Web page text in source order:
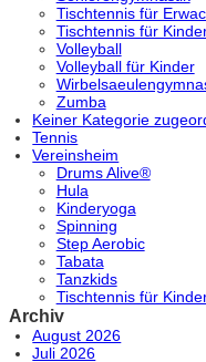
Tischtennis für
Tischtennis für
Volleyball
Volleyball für Kinder
Zumba
Keiner Kategorie
Tennis
Vereinsheim
Drums Alive®
Hula
Kinderyoga
Spinning
Step Aerobic
Tabata
Tanzkids
Tischtennis für
Archiv
August 2026
Juli 2026